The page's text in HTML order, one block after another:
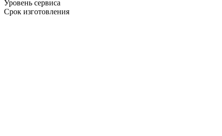
Уровень сервиса
Срок изготовления